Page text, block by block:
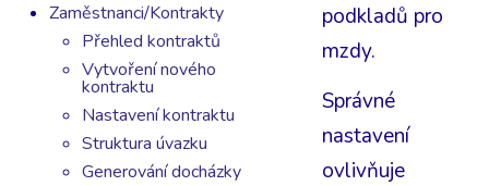
Zaměstnanci/Kontrakty
Přehled kontraktů
Vytvoření nového
kontraktu
Nastavení kontraktu
Struktura úvazku
Generování docházky
podkladů pro
mzdy.
Správné
nastavení
ovlivňuje